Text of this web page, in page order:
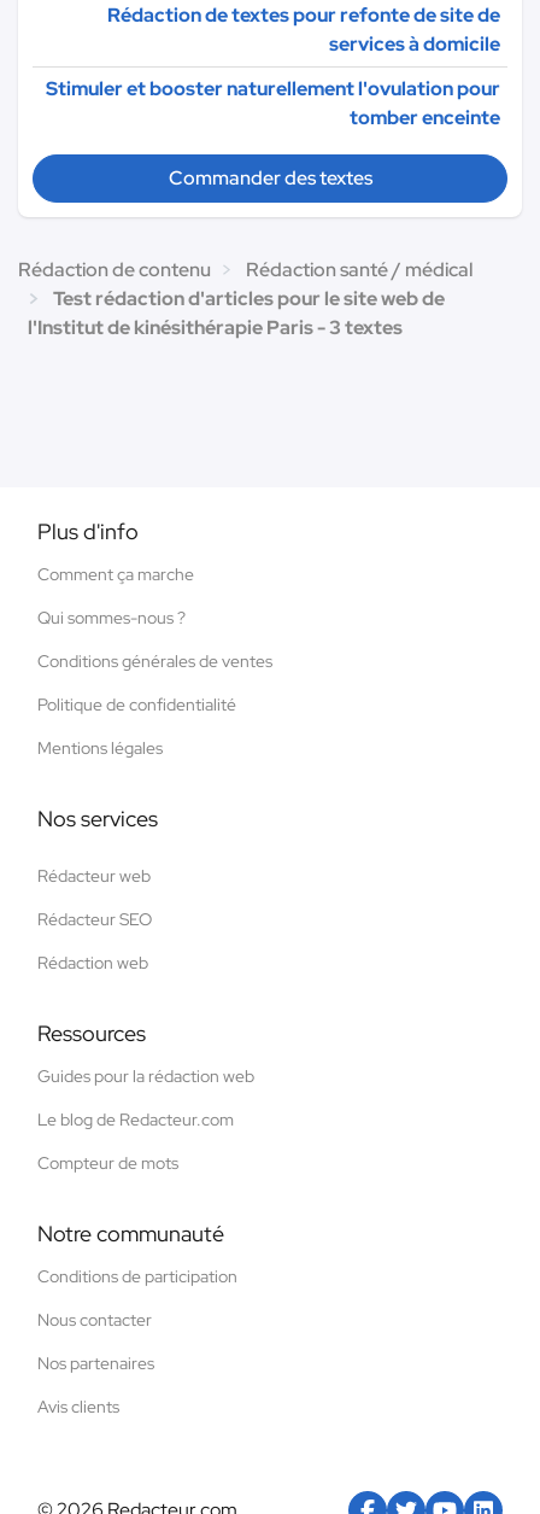
Rédaction de textes pour refonte de site de
services à domicile
Stimuler et booster naturellement l'ovulation pour
tomber enceinte
Commander des textes
Rédaction de contenu
Rédaction santé / médical
Test rédaction d'articles pour le site web de
l'Institut de kinésithérapie Paris - 3 textes
Plus d'info
Comment ça marche
Qui sommes-nous ?
Conditions générales de ventes
Politique de confidentialité
Mentions légales
Nos services
Rédacteur web
Rédacteur SEO
Rédaction web
Ressources
Guides pour la rédaction web
Le blog de Redacteur.com
Compteur de mots
Notre communauté
Conditions de participation
Nous contacter
Nos partenaires
Avis clients